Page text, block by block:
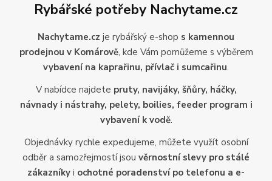
Rybářské potřeby Nachytame.cz
Nachytame.cz je rybářský e-shop s kamennou
prodejnou v Komárově, kde Vám pomůžeme s výběrem
vybavení na kaprařinu, přívlač i sumcařinu.
V nabídce najdete pruty, navijáky, šňůry, háčky,
návnady i nástrahy, pelety, boilies, feeder program i
vybavení k vodě.
Objednávky rychle expedujeme, můžete využít osobní
odběr a samozřejmostí jsou věrnostní slevy pro stálé
zákazníky i ochotné poradenství po telefonu a e-